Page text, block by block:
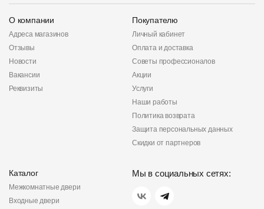
О компании
Адреса магазинов
Отзывы
Новости
Вакансии
Реквизиты
Покупателю
Личный кабинет
Оплата и доставка
Советы профессионалов
Акции
Услуги
Наши работы
Политика возврата
Защита персональных данных
Скидки от партнеров
Каталог
Межкомнатные двери
Входные двери
Мы в социальных сетях: